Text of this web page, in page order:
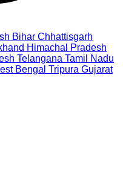
Bihar Chhattisgarh
Himachal Pradesh
Telangana Tamil Nadu
Bengal Tripura Gujarat